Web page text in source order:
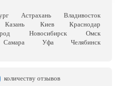
Астрахань
Владивосток
Казань Киев
Краснодар
Новосибирск
Омск
Самара Уфа
Челябинск
количеству отзывов